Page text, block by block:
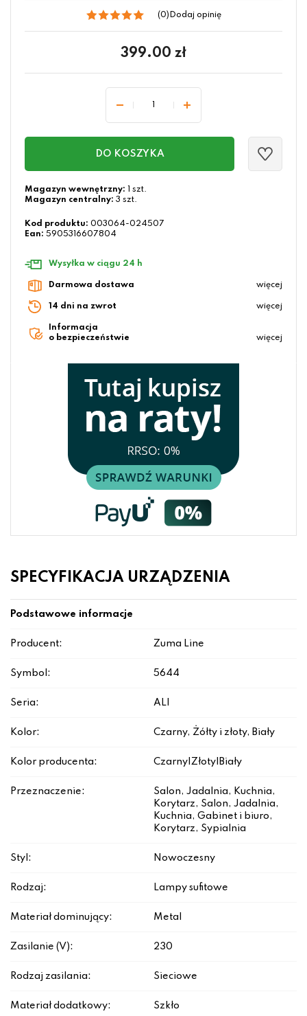
(0) Dodaj opinię
399.00 zł
DO KOSZYKA
Magazyn wewnętrzny: 1 szt.
Magazyn centralny: 3 szt.
Kod produktu: 003064-024507
Ean: 5905316607804
Wysyłka w ciągu 24 h
Darmowa dostawa więcej
14 dni na zwrot więcej
Informacja
o bezpieczeństwie
więcej
SPECYFIKACJA URZĄDZENIA
Podstawowe informacje
Producent: Zuma Line
Symbol: 5644
Seria: ALI
Kolor: Czarny, Żółty i złoty, Biały
Kolor producenta: Czarny|Złoty|Biały
Przeznaczenie:
Salon, Jadalnia, Kuchnia,
Korytarz, Salon, Jadalnia,
Kuchnia, Gabinet i biuro,
Korytarz, Sypialnia
Styl: Nowoczesny
Rodzaj: Lampy sufitowe
Materiał dominujący: Metal
Zasilanie (V): 230
Rodzaj zasilania: Sieciowe
Materiał dodatkowy: Szkło